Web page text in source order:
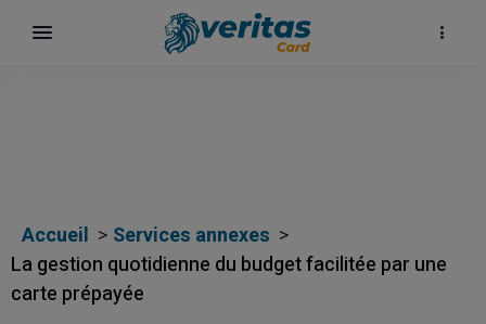
Accueil
Services annexes
La gestion quotidienne du budget facilitée par une
carte prépayée